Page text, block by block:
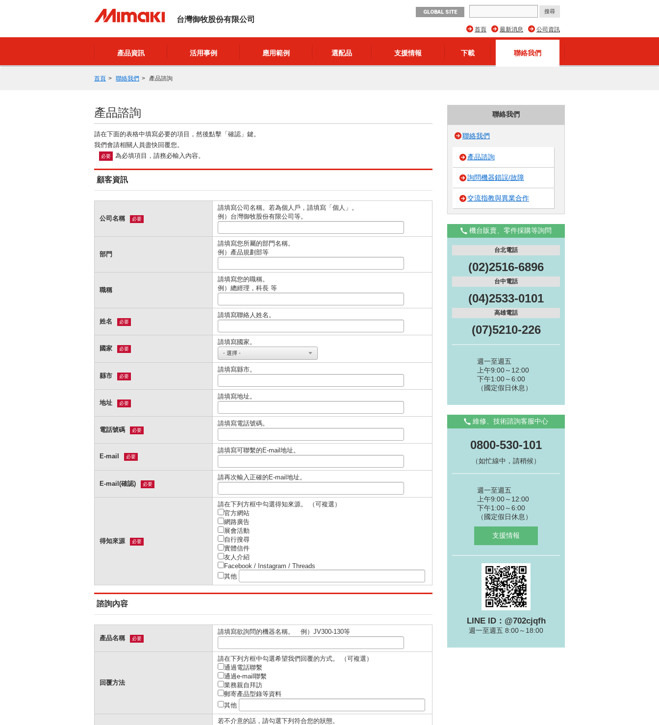
台灣御牧股份有限公司
GLOBAL SITE
公司資訊
最新消息
首頁
產品資訊 活用事例 應用範例 選配品 支援情報 下載 聯絡我們
首頁 聯絡我們 產品諮詢
產品諮詢
請在下面的表格中填寫必要的項目，然後點擊「確認」鍵。
我們會請相關人員盡快回覆您。
必要 為必填項目，請務必輸入內容。
顧客資訊
公司名稱 必要
請填寫公司名稱。若為個人戶，請填寫「個人」。
例）台灣御牧股份有限公司等。
部門
請填寫您所屬的部門名稱。
例）產品規劃部等
職稱
請填寫您的職稱。
例）總經理，科長 等
姓名 必要
請填寫聯絡人姓名。
國家 必要
請填寫國家。
縣市 必要
請填寫縣市。
地址 必要
請填寫地址。
電話號碼 必要
請填寫電話號碼。
E-mail 必要
請填寫可聯繫的E-mail地址。
E-mail(確認) 必要
請再次輸入正確的E-mail地址。
得知來源 必要
請在下列⽅框中勾選得知來源。 （可複選）
官⽅網站
網路廣告
展會活動
⾃⾏搜尋
實體信件
友⼈介紹
Facebook / Instagram / Threads
其他
諮詢內容
產品名稱 必要
請填寫欲詢問的機器名稱。 例）JV300-130等
回覆方法
請在下列方框中勾選希望我們回覆的方式。 （可複選）
通過電話聯繫
通過e-mail聯繫
業務親自拜訪
郵寄產品型錄等資料
其他
若不介意的話，請勾選下列符合您的狀態。
聯絡我們
聯絡我們
產品諮詢
詢問機器錯誤/故障
交流指教與異業合作
機台販賣、零件採購等詢問
台北電話
(02)2516-6896
台中電話
(04)2533-0101
高雄電話
(07)5210-226
週一至週五
上午9:00～12:00
下午1:00～6:00
（國定假日休息）
維修、技術諮詢客服中心
0800-530-101
（如忙線中，請稍候）
週一至週五
上午9:00～12:00
下午1:00～6:00
（國定假日休息）
支援情報
LINE ID：@702cjqfh
週一至週五 8:00～18:00